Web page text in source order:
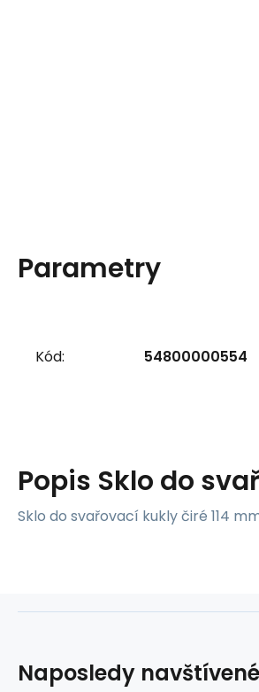
Parametry
Kód: 54800000554
Popis Sklo do
Sklo do svařovací kukly čiré 114
Naposledy